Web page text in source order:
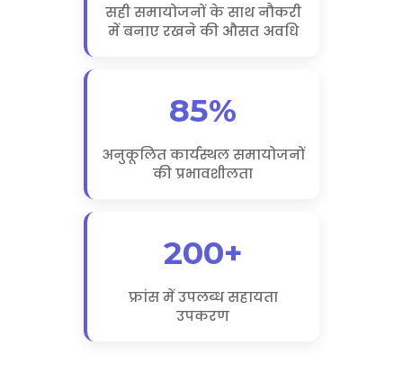
सही समायोजनों के साथ नौकरी
में बनाए रखने की औसत अवधि
85%
अनुकूलित कार्यस्थल समायोजनों
की प्रभावशीलता
200+
फ्रांस में उपलब्ध सहायता
उपकरण